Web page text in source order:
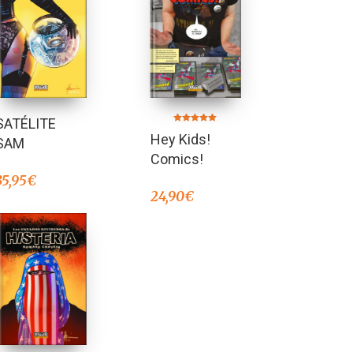
€
5.00
de 5
Hey Kids!
Comics!
24,90€